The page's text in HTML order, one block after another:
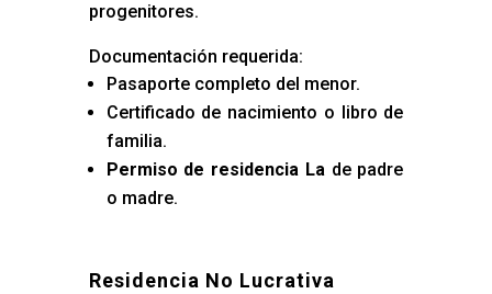
progenitores.
Documentación requerida:
Pasaporte completo del menor.
Certificado de nacimiento o libro de
familia.
Permiso de residencia Lade padre
o madre.
Residencia No Lucrativa